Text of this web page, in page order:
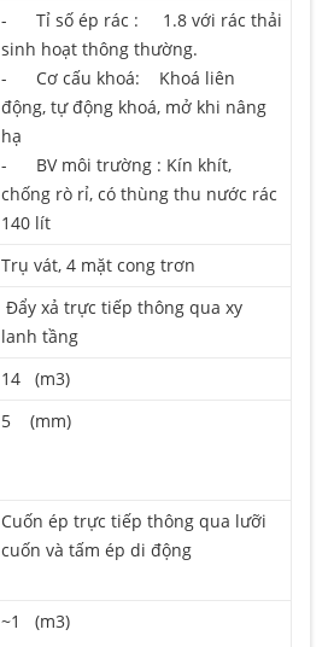
- Tỉ số ép rác : 1.8 với rác thải
sinh hoạt thông thường.
- Cơ cấu khoá: Khoá liên
động, tự động khoá, mở khi nâng
hạ
- BV môi trường : Kín khít,
chống rò rỉ, có thùng thu nước rác
140 lít
Trụ vát, 4 mặt cong trơn
Đẩy xả trực tiếp thông qua xy
lanh tầng
14 (m3)
5 (mm)
Cuốn ép trực tiếp thông qua lưỡi
cuốn và tấm ép di động
~1 (m3)